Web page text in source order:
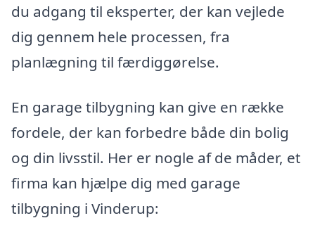
du adgang til eksperter, der kan vejlede
dig gennem hele processen, fra
planlægning til færdiggørelse.
En garage tilbygning kan give en række
fordele, der kan forbedre både din bolig
og din livsstil. Her er nogle af de måder, et
firma kan hjælpe dig med garage
tilbygning i Vinderup: